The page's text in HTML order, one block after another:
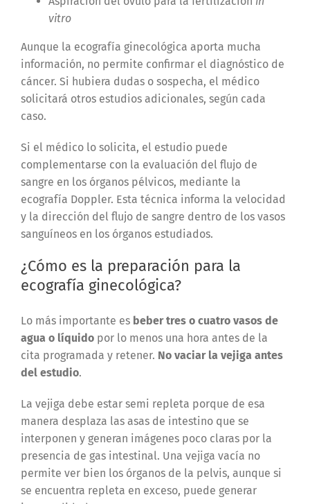
vitro
Aunque la ecografía ginecológica aporta mucha
información, no permite confirmar el diagnóstico de
cáncer. Si hubiera dudas o sospecha, el médico
solicitará otros estudios adicionales, según cada
caso.
Si el médico lo solicita, el estudio puede
complementarse con la evaluación del flujo de
sangre en los órganos pélvicos, mediante la
ecografía Doppler. Esta técnica informa la velocidad
y la dirección del flujo de sangre dentro de los vasos
sanguíneos en los órganos estudiados.
¿Cómo es la preparación para la
ecografía ginecológica?
Lo más importante es beber tres o cuatro vasos de
agua o líquidopor lo menos una hora antes de la
cita programada y retener. No vaciar la vejiga antes
del estudio.
La vejiga debe estar semi repleta porque de esa
manera desplaza las asas de intestino que se
interponen y generan imágenes poco claras por la
presencia de gas intestinal. Una vejiga vacía no
permite ver bien los órganos de la pelvis, aunque si
se encuentra repleta en exceso, puede generar